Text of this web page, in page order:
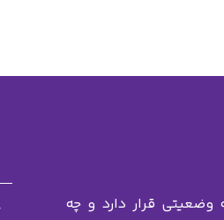
وضعیتی قرار دارد و چه